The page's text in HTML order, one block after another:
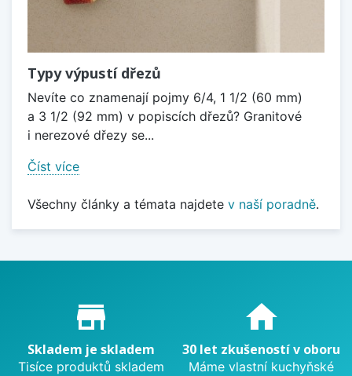
Typy výpustí dřezů
Nevíte co znamenají pojmy 6/4, 1 1/2 (60 mm)
a 3 1/2 (92 mm) v popiscích dřezů? Granitové
i nerezové dřezy se...
Číst více
Všechny články a témata najdete v naší poradně.
Proč nakupovat u nás?
store_mall_directory
Skladem je skladem
Tisíce produktů skladem
home
30 let zkušeností v oboru
Máme vlastní kuchyňské